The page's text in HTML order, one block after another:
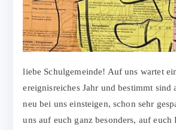
liebe Schulgemeinde! Auf uns wartet
ereignisreiches Jahr und bestimmt sind
neu bei uns einsteigen, schon sehr
uns auf euch ganz besonders, auf euch